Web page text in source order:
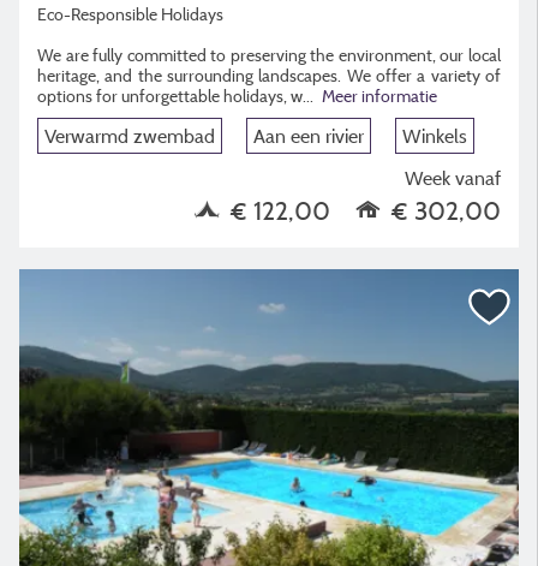
Eco-Responsible Holidays
We are fully committed to preserving the environment, our local
heritage, and the surrounding landscapes. We offer a variety of
options for unforgettable holidays, w
Meer informatie
Verwarmd zwembad Aan een rivier
Winkels
Week vanaf
€ 122,00 € 302,00